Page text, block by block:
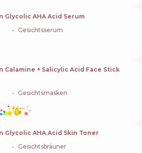
Glycolic AHA Acid Serum
Gesichtsserum
Calamine + Salicylic Acid Face Stick
Gesichtsmasken
Glycolic AHA Acid Skin Toner
Gesichtsbräuner